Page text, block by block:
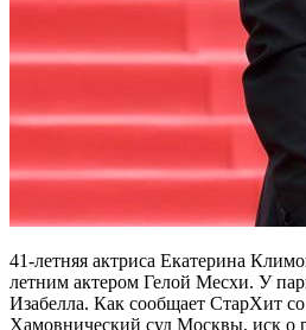
41-летняя актриса Екатерина
летним актером Гелой Месхи. У
Изабелла. Как сообщает СтарХит
Хамовнический суд Москвы, иск о